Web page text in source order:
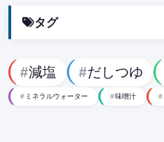
タグ
減塩 だしつゆ
ミネラルウォーター 味噌汁